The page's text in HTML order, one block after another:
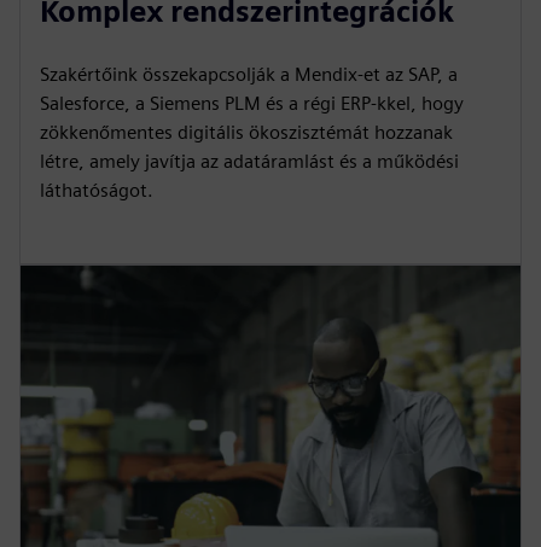
Komplex rendszerintegrációk
Szakértőink összekapcsolják a Mendix-et az SAP, a
Salesforce, a Siemens PLM és a régi ERP-kkel, hogy
zökkenőmentes digitális ökoszisztémát hozzanak
létre, amely javítja az adatáramlást és a működési
láthatóságot.